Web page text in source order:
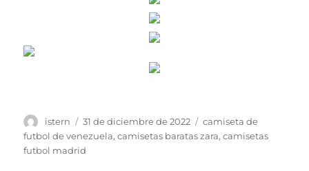
Autor
istern
Publicado
el
31 de diciembre de 2022 Etiquetas
camiseta de
futbol de venezuela,camisetas baratas zara,camisetas
futbol madrid